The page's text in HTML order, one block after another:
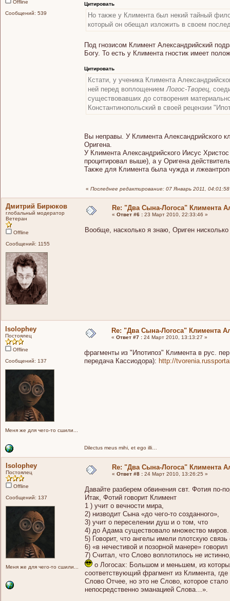
Offline
Сообщений: 539
Цитировать
Но также у Климента был некий тайный
который он обещал изложить в своем
Под гнозисом Климент Александрийский
Богу. То есть у Климента гностик имеет
Цитировать
Кстати, у ученика Климента
ней перед воплощением Логос-Творец ,
существовавших до сотворения
Константинопольский в своей рецензии
Вы неправы. У Климента Александрийского
Оригена.
У Климента Александрийского Иисус
процитировал выше), а у Оригена
Также для Климента была чужда и
« Последнее редактирование: 07 Январь 2011,
Дмитрий Бирюков
глобальный модератор
Ветеран
Offline
Сообщений: 1155
Re: "Два Сына-Логоса" Климента
« Ответ #6 : 23 Март 2010, 22:33:46 »
Вообще, насколько я знаю, Ориген
Isolophey
Постоялец
Offline
Сообщений: 137
Меня же для чего-то сшили...
Re: "Два Сына-Логоса" Климента
« Ответ #7 : 24 Март 2010, 13:13:27 »
фрагменты из "Ипотипоз" Климента в рус.
передача Кассиодора): http://
Dilectus meus mihi, et ego illi…
Isolophey
Постоялец
Offline
Сообщений: 137
Меня же для чего-то сшили...
Re: "Два Сына-Логоса" Климента
« Ответ #8 : 24 Март 2010, 13:26:25 »
Давайте разберем обвинения свт. Фотия по-
Итак, Фотий говорит Климент
1 ) учит о вечности мира,
2) низводит Сына «до чего-то созданного»,
3) учит о переселении душ и о том, что
4) до Адама существовало множество миров.
5) Говорит, что ангелы имели плотскую
6) «в нечестивой и позорной манере»
7) Считал, что Слово воплотилось не
о Логосах: Большом и меньшем, из
соответствующий фрагмент из Климента,
Слово Отчее, но это не Слово, которое
непосредственно эманацией Слова…».